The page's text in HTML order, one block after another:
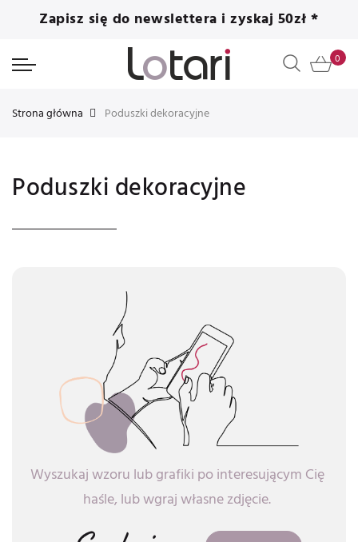
Zapisz się do newslettera i zyskaj 50zł *
Strona główna Poduszki dekoracyjne
Poduszki dekoracyjne
Wyszukaj wzoru lub grafiki po interesującym Cię
haśle, lub wgraj własne zdjęcie.